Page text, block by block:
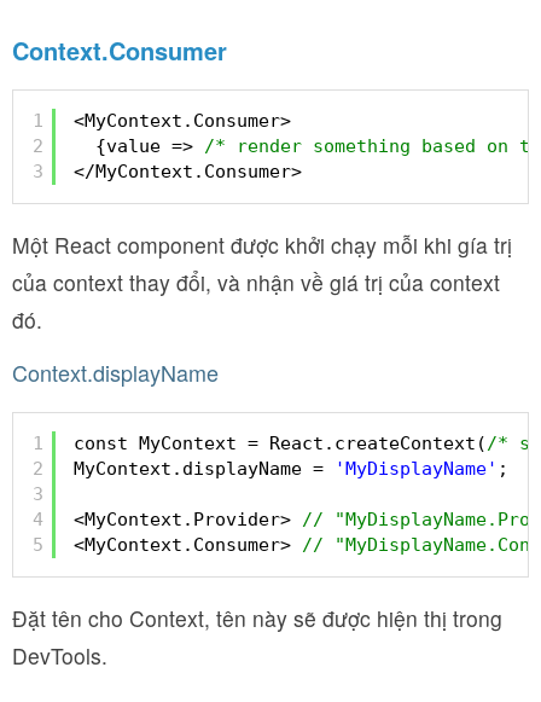
Context.Consumer
1
2
3
<MyContext.Consumer>
{value => /* render something based on
</MyContext.Consumer>
Một React component được khởi chạy mỗi khi gía trị
của context thay đổi, và nhận về giá trị của context
đó.
Context.displayName
1
2
3
4
5
const MyContext = React.createContext(/*
MyContext.displayName =
'MyDisplayName' ;
<MyContext.Provider> //
<MyContext.Consumer> //
Đặt tên cho Context, tên này sẽ được hiện thị trong
DevTools.